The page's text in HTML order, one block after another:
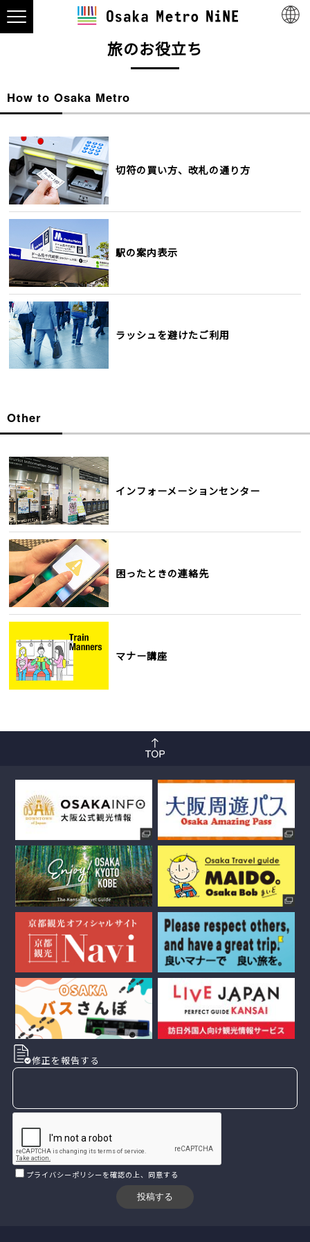
旅のお役立ち
How to Osaka Metro
切符の買い方、改札の通り方
駅の案内表示
ラッシュを避けたご利用
Other
インフォーメーションセンター
困ったときの連絡先
マナー講座
修正を報告する
プライバシーポリシーを確認の上、同意する